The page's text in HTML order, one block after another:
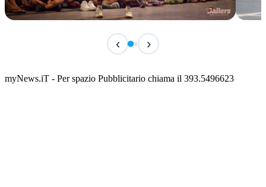
Classic Contest 3vs3 Memorial Michele
📅 6 Agosto 2026 · 09:00 · 📍 Lungomare C. Colombo
‹ ›
myNews.iT - Per spazio Pubblicitario chiama il 393.5496623